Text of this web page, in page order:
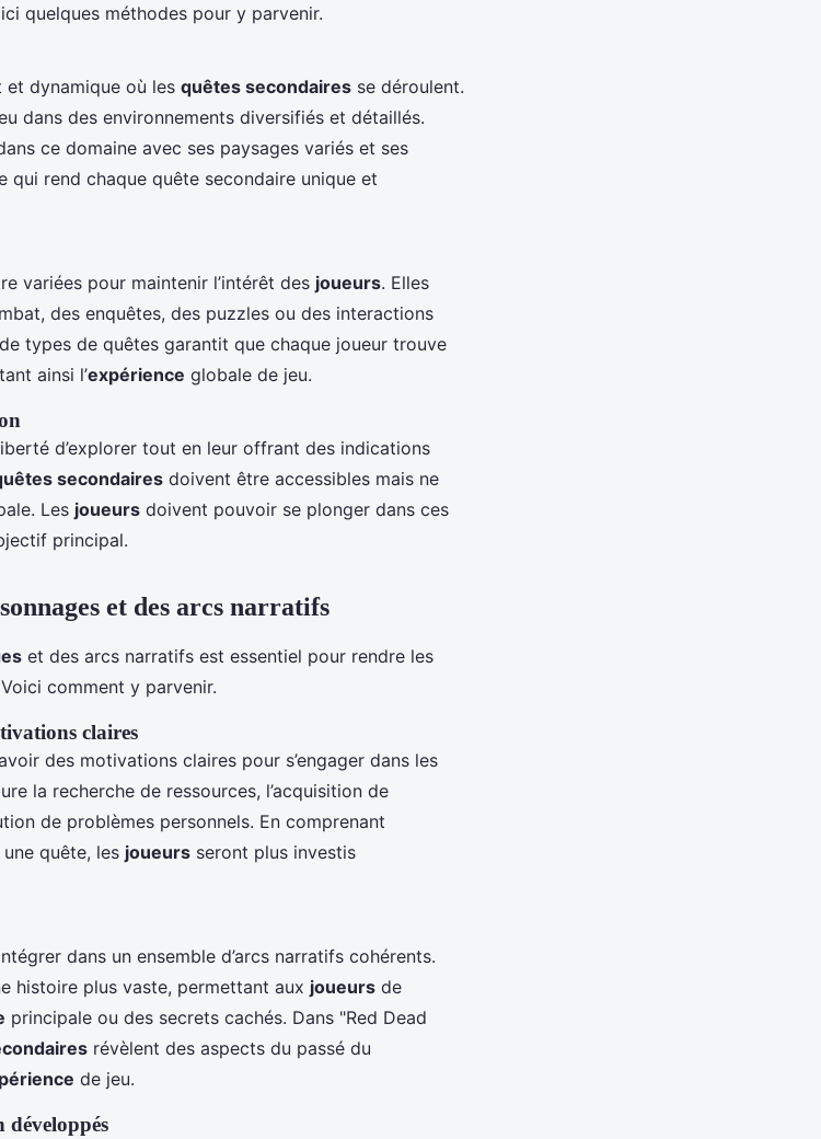
quelques méthodes pour y parvenir.
et dynamique où les quêtes secondaires se déroulent.
dans des environnements diversifiés et détaillés.
ce domaine avec ses paysages variés et ses
qui rend chaque quête secondaire unique et
variées pour maintenir l’intérêt des joueurs. Elles
des enquêtes, des puzzles ou des interactions
types de quêtes garantit que chaque joueur trouve
ainsi l’expérience globale de jeu.
d’explorer tout en leur offrant des indications
secondaires doivent être accessibles mais ne
Les joueurs doivent pouvoir se plonger dans ces
principal.
et des arcs narratifs
et des arcs narratifs est essentiel pour rendre les
comment y parvenir.
claires
des motivations claires pour s’engager dans les
la recherche de ressources, l’acquisition de
de problèmes personnels. En comprenant
quête, les joueurs seront plus investis
dans un ensemble d’arcs narratifs cohérents.
histoire plus vaste, permettant aux joueurs de
principale ou des secrets cachés. Dans "Red Dead
révèlent des aspects du passé du
de jeu.
développés